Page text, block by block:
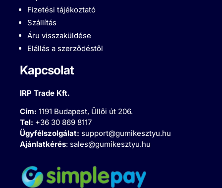
Fizetési tájékoztató
Szállítás
Áru visszaküldése
Elállás a szerződéstől
Kapcsolat
IRP Trade Kft.
Cím:1191 Budapest, Üllői út 206.
Tel: +36 30 869 8117
Ügyfélszolgálat: support@gumikesztyu.hu
Ajánlatkérés: sales@gumikesztyu.hu